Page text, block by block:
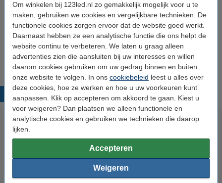
Om winkelen bij 123led.nl zo gemakkelijk mogelijk voor u te
maken, gebruiken we cookies en vergelijkbare technieken. De
functionele cookies zorgen ervoor dat de website goed werkt.
Daarnaast hebben ze een analytische functie die ons helpt de
website continu te verbeteren. We laten u graag alleen
advertenties zien die aansluiten bij uw interesses en willen
daarom cookies gebruiken om uw gedrag binnen en buiten
onze website te volgen. In ons cookiebeleid leest u alles over
deze cookies, hoe ze werken en hoe u uw voorkeuren kunt
aanpassen. Klik op accepteren om akkoord te gaan. Kiest u
voor weigeren? Dan plaatsen we alleen functionele en
analytische cookies en gebruiken we technieken die daarop
lijken.
Accepteren
Weigeren
Beschermingsniveau: IP44
Gebruik: Binnen/buiten
Oud voor nieuw: uw oude apparaat
Populaire producten